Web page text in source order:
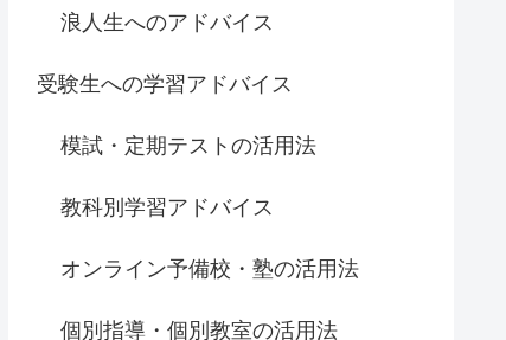
浪人生へのアドバイス
受験生への学習アドバイス
模試・定期テストの活用法
教科別学習アドバイス
オンライン予備校・塾の活用法
個別指導・個別教室の活用法